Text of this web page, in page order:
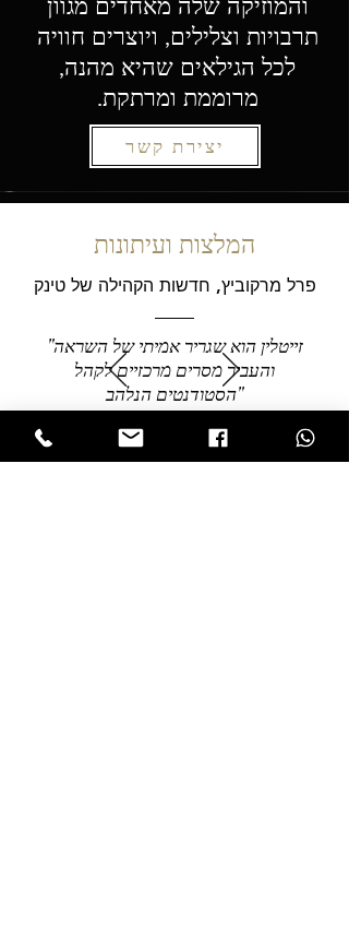
תרבויות וצלילים, ויוצרים חוויה
לכל הגילאים שהיא מהנה,
מרוממת ומרתקת.
יצירת קשר
המלצות ועיתונות
פרל מרקוביץ, חדשות הקהילה של טינק
"זייטלין הוא שגריר אמיתי של השראה
והעביר מסרים מרכזיים לקהל
הסטודנטים הנלהב"